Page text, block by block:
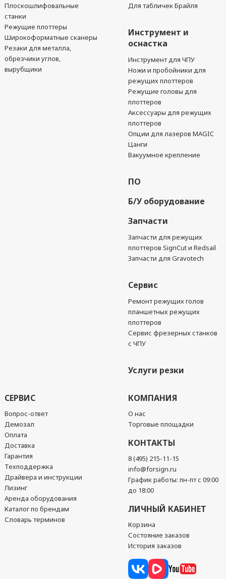
Плоскошлифовальные
станки
Режущие плоттеры
Широкоформатные сканеры
Резаки для металла,
обрезчики углов,
вырубщики
Для табличек Брайля
Инструмент и
оснастка
Инструмент для ЧПУ
Ножи и пробойники для
режущих плоттеров
Режущие головы для
плоттеров
Аксессуары для режущих
плоттеров
Опции для лазеров MAGIC
Цанги
Вакуумное крепление
ПО
Б/У оборудование
Запчасти
Запчасти для режущих
плоттеров SignCut и Redsail
Запчасти для Gravotech
Сервис
Ремонт режущих голов
планшетных режущих
плоттеров
Сервис фрезерных станков
с ЧПУ
Услуги резки
СЕРВИС
Вопрос-ответ
Демозал
Оплата
Доставка
Гарантия
Техподдержка
Драйвера и инструкции
Лизинг
Аренда оборудования
Каталог по брендам
Словарь терминов
КОМПАНИЯ
О нас
Торговые площадки
КОНТАКТЫ
8 (495) 215-11-15
info@forsign.ru
График работы: пн-пт с 09:00
до 18:00
ЛИЧНЫЙ КАБИНЕТ
Корзина
Состояние заказов
История заказов